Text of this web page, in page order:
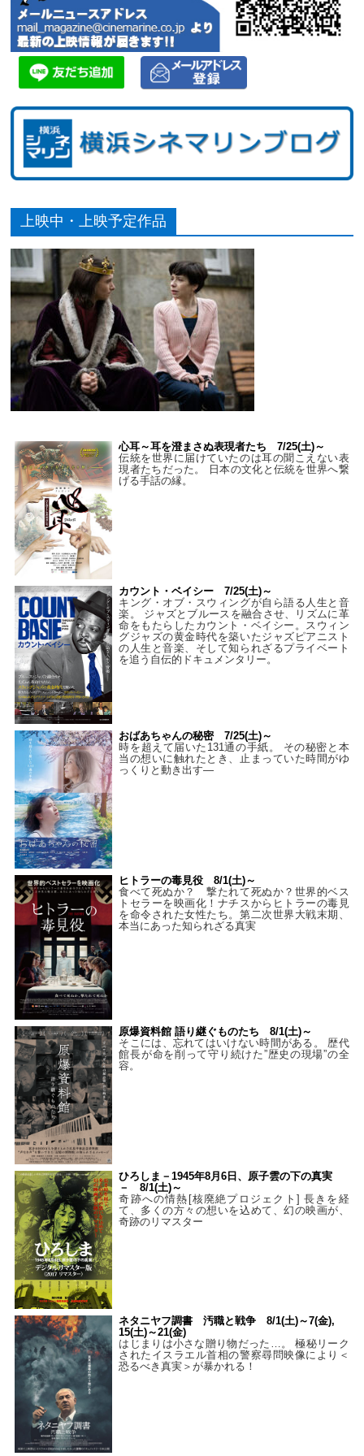
上映中・上映予定作品
心耳～耳を澄まさぬ表現者たち 7/25(土)～
伝統を世界に届けていたのは耳の聞こえない表
現者たちだった。 日本の文化と伝統を世界へ繋
げる手話の縁。
カウント・ベイシー 7/25(土)～
キング・オブ・スウィングが自ら語る人生と音
楽。 ジャズとブルースを融合させ、リズムに革
命をもたらしたカウント・ベイシー。スウィン
グジャズの黄金時代を築いたジャズピアニスト
の人生と音楽、そして知られざるプライベート
を追う自伝的ドキュメンタリー。
おばあちゃんの秘密 7/25(土)～
時を超えて届いた131通の手紙。 その秘密と本
当の想いに触れたとき、止まっていた時間がゆ
っくりと動き出す―
ヒトラーの毒見役 8/1(土)～
食べて死ぬか？ 撃たれて死ぬか？世界的ベス
トセラーを映画化！ナチスからヒトラーの毒見
を命令された女性たち。第二次世界大戦末期、
本当にあった知られざる真実
原爆資料館 語り継ぐものたち 8/1(土)～
そこには、忘れてはいけない時間がある。 歴代
館長が命を削って守り続けた”歴史の現場”の全
容。
ひろしま－1945年8月6日、原子雲の下の真実
－ 8/1(土)～
奇跡への情熱[核廃絶プロジェクト] 長きを経
て、多くの方々の想いを込めて、幻の映画が、
奇跡のリマスター
ネタニヤフ調書 汚職と戦争 8/1(土)～7(金),
15(土)～21(金)
はじまりは小さな贈り物だった…。 極秘リーク
されたイスラエル首相の警察尋問映像により＜
恐るべき真実＞が暴かれる！